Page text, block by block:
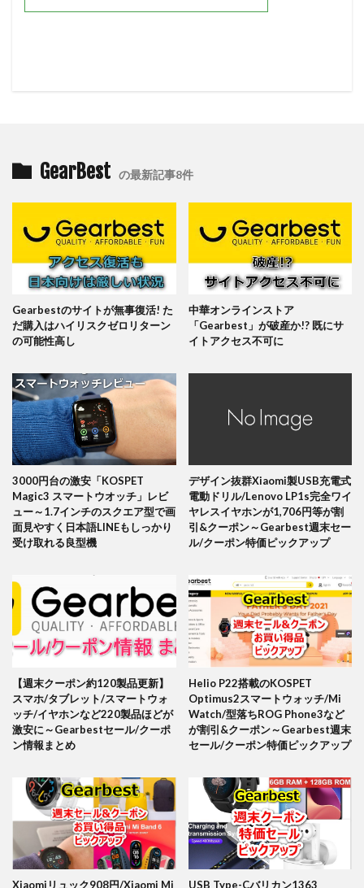
GearBest の最新記事8件
Gearbestのサイトが無事復活! た
だ購入はハイリスクゼロリターン
の可能性高し
中華オンラインストア
「Gearbest」が破産か!? 既にサ
イトアクセス不可に
3000円台の激安「KOSPET
Magic3 スマートウオッチ」レビ
ュー～1.7インチのスクエア型で画
面見やすく日本語LINEもしっかり
受け取れる良型機
デザイン抜群Xiaomi製USB充電式
電動ドリル/Lenovo LP1s完全ワイ
ヤレスイヤホンが1,706円等が割
引&クーポン～Gearbest週末セー
ル/クーポン特価ピックアップ
【週末クーポン約120製品更新】
スマホ/タブレット/スマートウォ
ッチ/イヤホンなど220製品ほどが
激安に～Gearbestセール/クーポ
ン情報まとめ
Helio P22搭載のKOSPET
Optimus2スマートウォッチ/Mi
Watch/型落ちROG Phone3など
が割引&クーポン～Gearbest週末
セール/クーポン特価ピックアップ
Xiaomiリュック908円/Xiaomi Mi USB Type-Cバリカン1363